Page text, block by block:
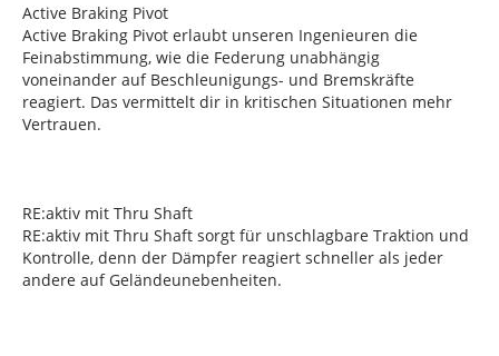
Active Braking Pivot
Active Braking Pivot erlaubt unseren Ingenieuren die
Feinabstimmung, wie die Federung unabhängig
voneinander auf Beschleunigungs- und Bremskräfte
reagiert. Das vermittelt dir in kritischen Situationen mehr
Vertrauen.
RE:aktiv mit Thru Shaft
RE:aktiv mit Thru Shaft sorgt für unschlagbare Traktion und
Kontrolle, denn der Dämpfer reagiert schneller als jeder
andere auf Geländeunebenheiten.